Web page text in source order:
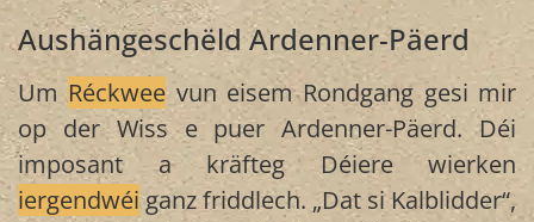
Aushängeschëld Ardenner-Päerd
UmRéckweevun eisem Rondgang gesi mir
op der Wiss e puer Ardenner-Päerd. Déi
imposant a kräfteg Déiere wierken
iergendwéiganz friddlech. „Dat si Kalblidder“,